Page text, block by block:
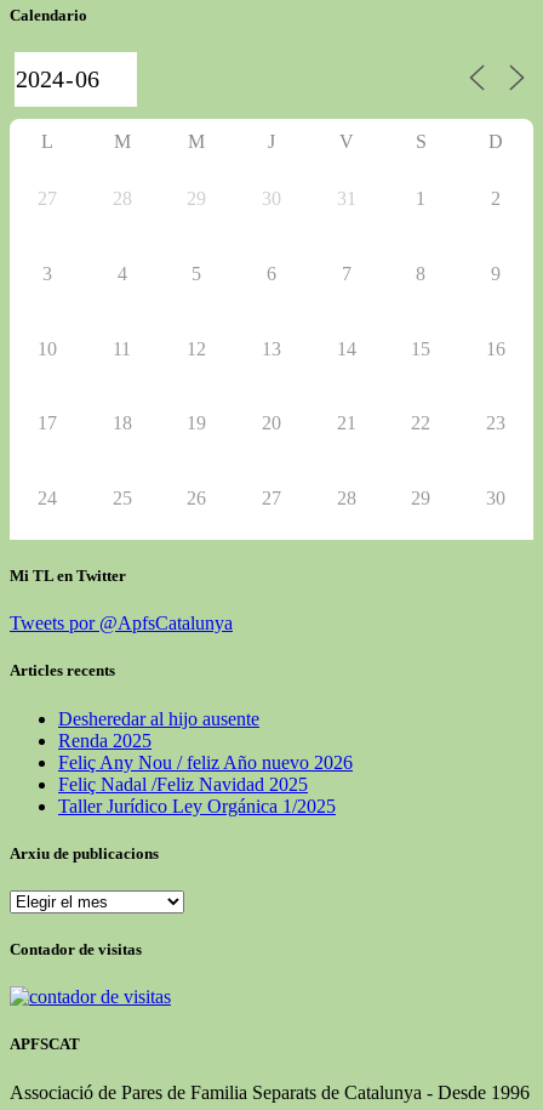
Calendario
L M M J V S D
27 28 29 30 31 1 2
3 4 5 6 7 8 9
10 11 12 13 14 15 16
17 18 19 20 21 22 23
24 25 26 27 28 29 30
Mi TL en Twitter
Tweets por @ApfsCatalunya
Articles recents
Desheredar al hijo ausente
Renda 2025
Feliç Any Nou / feliz Año nuevo 2026
Feliç Nadal /Feliz Navidad 2025
Taller Jurídico Ley Orgánica 1/2025
Arxiu de publicacions
Arxiu
publicacions
Contador de visitas
APFSCAT
Associació de Pares de Familia Separats de Catalunya - Desde 1996